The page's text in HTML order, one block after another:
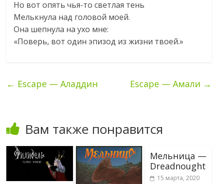
Но вот опять чья-то светлая тень
Мелькнула над головой моей.
Она шепнула на ухо мне:
«Поверь, вот один эпизод из жизни твоей.»
← Escape — Аладдин Escape — Амали →
Вам также понравится
Мельница —
Dreadnought
15 марта, 2020